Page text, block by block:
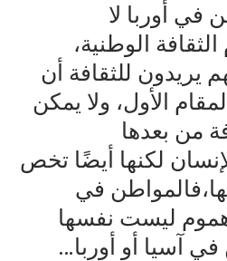
في أوربا لا
الوطنية،
يريدون للثقافة أن
الأول، ولا يمكن
من بعدها
لكنها أيضًا تخص
في
ليست نفسها
آسيا أو أوربا…